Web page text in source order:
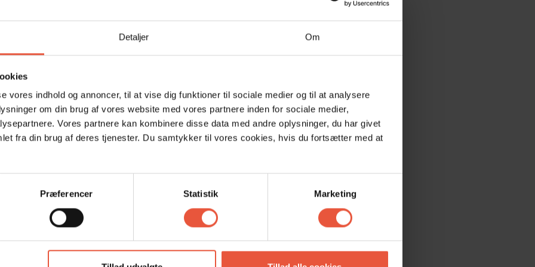
Detaljer Om
vores indhold og annoncer, til at vise dig funktioner til sociale medier og til at analysere
om din brug af vores website med vores partnere inden for sociale medier,
Vores partnere kan kombinere disse data med andre oplysninger, du har givet
fra din brug af deres tjenester. Du samtykker til vores cookies, hvis du fortsætter med at
Præferencer Statistik Marketing
byde på, så har hovedgaden et væld
værste shoppinglyst er stillet, står caféer og
Zoo kun et øjebliks kørsel fra huset,
en rask gåtur. Derudover ligger den lokale
er et besøg værd.
klasse.
ikke tilladt.